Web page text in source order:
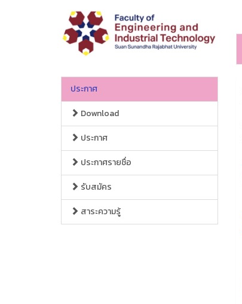
ประกาศ
Download
ประกาศ
ประกาศรายชื่อ
รับสมัคร
สาระความรู้